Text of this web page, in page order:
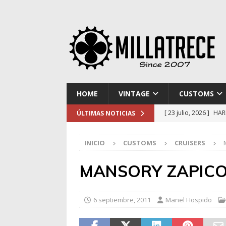
HOME VINTAGE CUSTOMS
ÚLTIMAS NOTICIAS [ 23 julio, 2026 ]
[ 9 julio, 2026 ]
[ 2 julio, 2026 ] KTM
INICIO CUSTOMS CRUISERS
MANSORY
6 septiembre, 2011 Manel Hospido